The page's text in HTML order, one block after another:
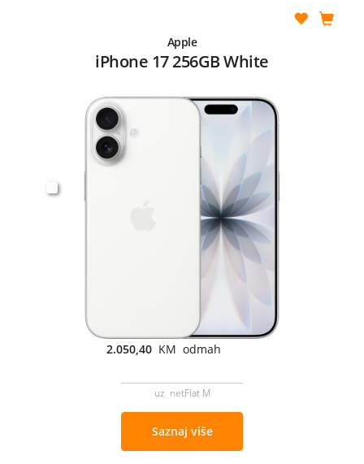
Apple
iPhone 17 256GB White
2.050,40 KM odmah
uz netFlat M
Saznaj više